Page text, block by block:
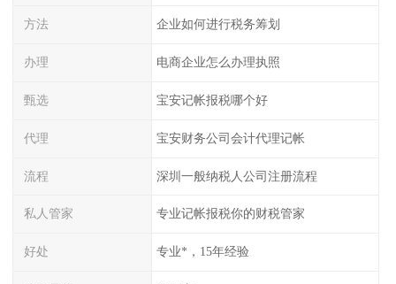
方法 企业如何进行税务筹划
办理 电商企业怎么办理执照
甄选 宝安记帐报税哪个好
代理 宝安财务公司会计代理记帐
流程 深圳一般纳税人公司注册流程
私人管家 专业记帐报税你的财税管家
好处 专业*，15年经验